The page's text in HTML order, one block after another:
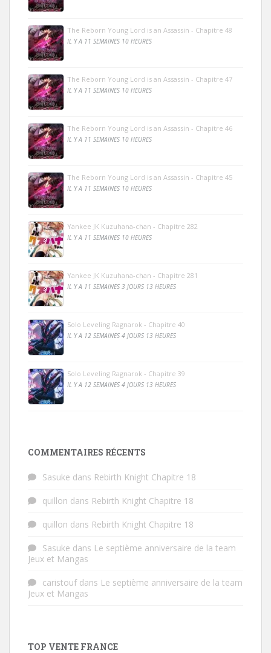
The Reborn Young Lord is an Assassin - Chapitre 48
IL Y A 11 SEMAINES 10 HEURES
The Reborn Young Lord is an Assassin - Chapitre 47
IL Y A 11 SEMAINES 10 HEURES
The Reborn Young Lord is an Assassin - Chapitre 46
IL Y A 11 SEMAINES 10 HEURES
The Reborn Young Lord is an Assassin - Chapitre 45
IL Y A 11 SEMAINES 10 HEURES
Yankee JK Kuzuhana-chan - Chapitre 282
IL Y A 11 SEMAINES 10 HEURES
Yankee JK Kuzuhana-chan - Chapitre 281
IL Y A 11 SEMAINES 3 JOURS 13 HEURES
Solo Leveling Ragnarok - Chapitre 40
IL Y A 12 SEMAINES 4 JOURS 13 HEURES
Solo Leveling Ragnarok - Chapitre 39
IL Y A 12 SEMAINES 4 JOURS 13 HEURES
COMMENTAIRES RÉCENTS
Sasuke dans Rebirth Knight Chapitre 18
quillon dans Rebirth Knight Chapitre 18
quillon dans Rebirth Knight Chapitre 18
Sasuke dans Le septième anniversaire de la team
Jeux et Mangas
caristoufdans Le septième anniversaire de la team
Jeux et Mangas
TOP VENTE FRANCE